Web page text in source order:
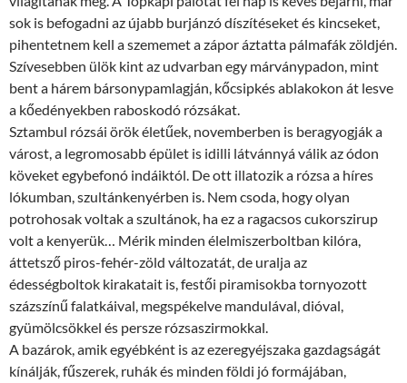
sok is befogadni az újabb burjánzó díszítéseket és kincseket,
pihentetnem kell a szememet a zápor áztatta pálmafák zöldjén.
Szívesebben ülök kint az udvarban egy márványpadon, mint
bent a hárem bársonypamlagján, kőcsipkés ablakokon át lesve
a kőedényekben raboskodó rózsákat.
Sztambul rózsái örök életűek, novemberben is beragyogják a
várost, a legromosabb épület is idilli látvánnyá válik az ódon
köveket egybefonó indáiktól. De ott illatozik a rózsa a híres
lókumban, szultánkenyérben is. Nem csoda, hogy olyan
potrohosak voltak a szultánok, ha ez a ragacsos cukorszirup
volt a kenyerük… Mérik minden élelmiszerboltban kilóra,
áttetsző piros-fehér-zöld változatát, de uralja az
édességboltok kirakatait is, festői piramisokba tornyozott
százszínű falatkáival, megspékelve mandulával, dióval,
gyümölcsökkel és persze rózsaszirmokkal.
A bazárok, amik egyébként is az ezeregyéjszaka gazdagságát
kínálják, fűszerek, ruhák és minden földi jó formájában,